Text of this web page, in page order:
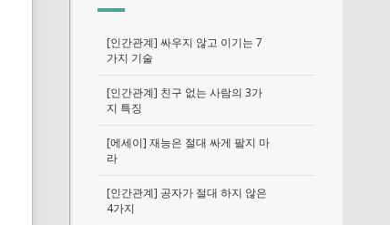
[인간관계] 싸우지 않고 이기는 7
가지 기술
[인간관계] 친구 없는 사람의 3가
지 특징
[에세이] 재능은 절대 싸게 팔지 마
라
[인간관계] 공자가 절대 하지 않은
4가지